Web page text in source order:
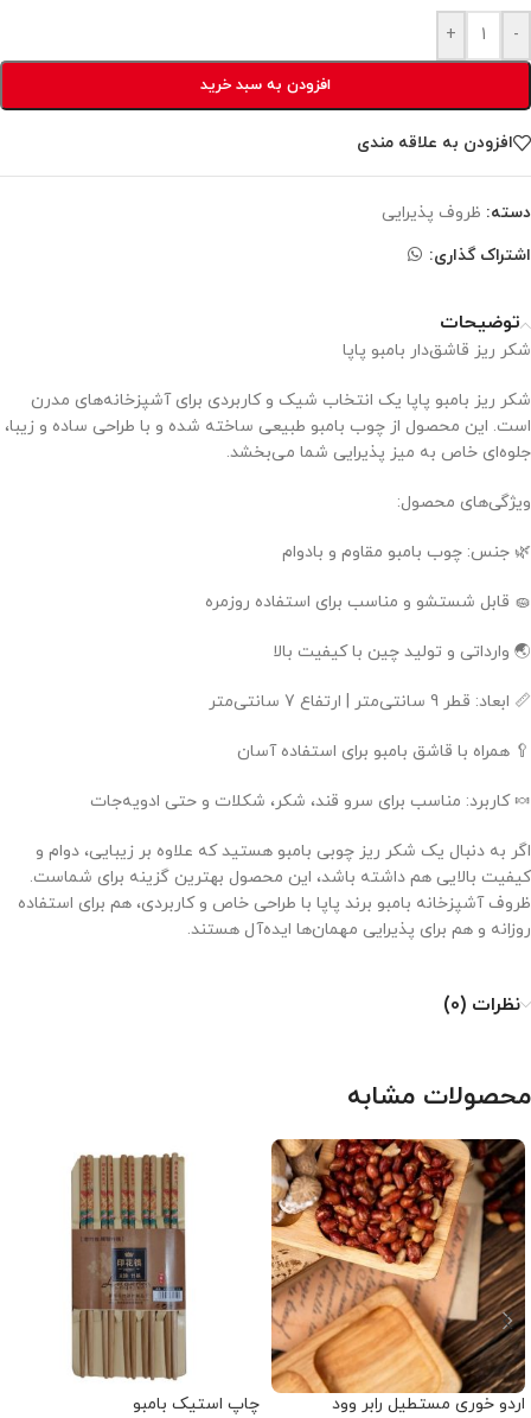
-
+
افزودن به سبد خرید
افزودن به علاقه مندی
دسته: ظروف پذیرایی
اشتراک گذاری:
توضیحات
شکر ریز قاشق‌دار بامبو پاپا
شکر ریز بامبو پاپا یک انتخاب شیک و کاربردی برای آشپزخانه‌های مدرن
است. این محصول از چوب بامبو طبیعی ساخته شده و با طراحی ساده و زیبا،
جلوه‌ای خاص به میز پذیرایی شما می‌بخشد.
ویژگی‌های محصول:
🌿 جنس: چوب بامبو مقاوم و بادوام
🧽 قابل شستشو و مناسب برای استفاده روزمره
🌏 وارداتی و تولید چین با کیفیت بالا
📏 ابعاد: قطر 9 سانتی‌متر | ارتفاع 7 سانتی‌متر
🥄 همراه با قاشق بامبو برای استفاده آسان
🍬 کاربرد: مناسب برای سرو قند، شکر، شکلات و حتی ادویه‌جات
اگر به دنبال یک شکر ریز چوبی بامبو هستید که علاوه بر زیبایی، دوام و
کیفیت بالایی هم داشته باشد، این محصول بهترین گزینه برای شماست.
ظروف آشپزخانه بامبو برند پاپا با طراحی خاص و کاربردی، هم برای استفاده
روزانه و هم برای پذیرایی مهمان‌ها ایده‌آل هستند.
نظرات (0)
محصولات مشابه
اردو خوری مستطیل رابر وود چاپ استیک بامبو